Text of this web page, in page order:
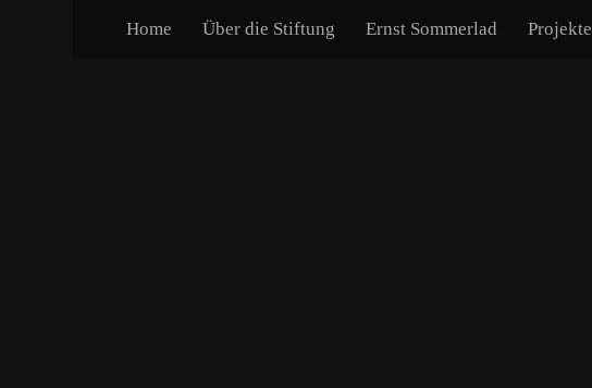
Home Über die Stiftung Ernst Sommerlad Projekte